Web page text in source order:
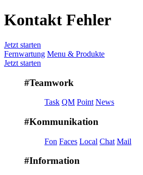
Kontakt Fehler
Jetzt starten
Fernwartung Menu & Produkte
Jetzt starten
#Teamwork
Task QM Point News
#Kommunikation
Fon Faces Local Chat Mail
#Information